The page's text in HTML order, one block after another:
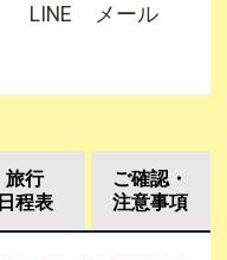
LINE メール
旅行
日程表
ご確認・
注意事項